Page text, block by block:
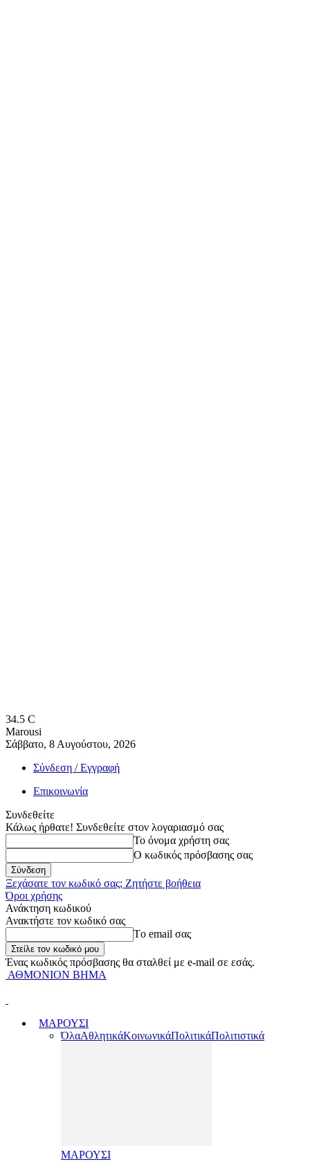
34.5 C
Marousi
Σάββατο, 8 Αυγούστου, 2026
Σύνδεση / Εγγραφή
Επικοινωνία
Συνδεθείτε
Κάλως ήρθατε! Συνδεθείτε στον λογαριασμό σας
Το όνομα χρήστη σας
Ο κωδικός πρόσβασης σας
Ξεχάσατε τον κωδικό σας; Ζητήστε βοήθεια
Όροι χρήσης
Ανάκτηση κωδικού
Ανακτήστε τον κωδικό σας
Tο email σας
Ένας κωδικός πρόσβασης θα σταλθεί με e-mail σε εσάς.
ΑΘΜΟΝΙΟΝ ΒΗΜΑ
ΜΑΡΟΥΣΙ
ΌλαΑθλητικάΚοινωνικάΠολιτικάΠολιτιστικά
ΜΑΡΟΥΣΙ